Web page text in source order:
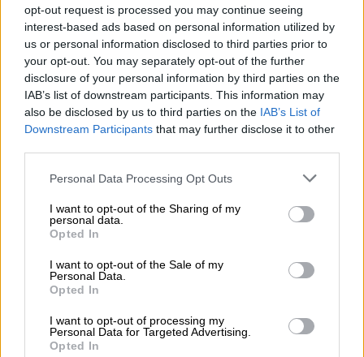
opt-out request is processed you may continue seeing
interest-based ads based on personal information utilized by
us or personal information disclosed to third parties prior to
your opt-out. You may separately opt-out of the further
disclosure of your personal information by third parties on the
IAB’s list of downstream participants. This information may
also be disclosed by us to third parties on the IAB’s List of
Downstream Participants that may further disclose it to other
Personal Data Processing Opt Outs
I want to opt-out of the Sharing of my
personal data.
Opted In
I want to opt-out of the Sale of my
Personal Data.
Opted In
I want to opt-out of processing my
Personal Data for Targeted Advertising.
Opted In
¿La ciudadanía de Occidente
es consciente del riesgo de
una tercera guerra mundial?
Por Álvaro Frutos Rosado y Gabinete
Geopolítica de Crisis
Suelta y confía
Votantes y votados
Por
El Conflicto de Oriente Medio:
Un Nuevo Orden Autoritario
Por Álvaro Frutos Rosado y Gabinete
Geopolítica de Crisis